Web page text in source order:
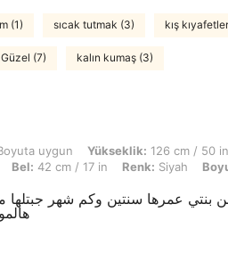
(1) sıcak tutmak (3) kış
Güzel (7) kalın kumaş (3)
uygun, Yükseklik: 126 cm / 50 in,
uygun Yükseklik: 126 cm / 50 in
Bel: 42 cm / 17 in Renk: Siyah